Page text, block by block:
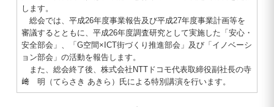
します。
総会では、平成26年度事業報告及び平成27年度事業計画等を
審議するとともに、平成26年度調査研究として実施した「安心・
安全部会」、「G空間×ICT街づくり推進部会」及び「イノベーシ
ョン部会」の活動を報告します。
また、総会終了後、株式会社NTTドコモ代表取締役副社長の寺
﨑 明（てらさき あきら）氏による特別講演を行います。